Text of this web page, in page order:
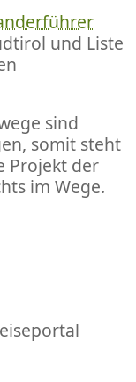
und Liste
sind
somit steht
Projekt der
im Wege.